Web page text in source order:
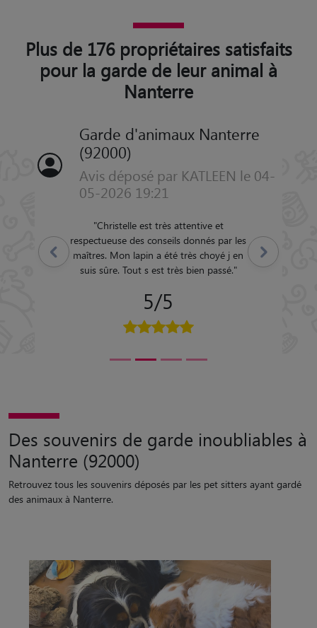
Plus de 176 propriétaires satisfaits
pour la garde de leur animal à
Nanterre
Garde d'animaux Nanterre
(92000)
Avis déposé par KATLEEN le 04-
05-2026 19:21
"Christelle est très attentive et
respectueuse des conseils donnés par les
maîtres. Mon lapin a été très choyé j en
suis sûre. Tout s est très bien passé."
5/5
Précédent Suivant
Des souvenirs de garde inoubliables à
Nanterre (92000)
Retrouvez tous les souvenirs déposés par les pet sitters ayant gardé
des animaux à Nanterre.